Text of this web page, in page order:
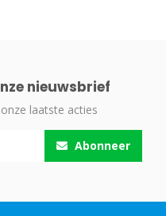
nieuwsbrief
laatste acties
Abonneer